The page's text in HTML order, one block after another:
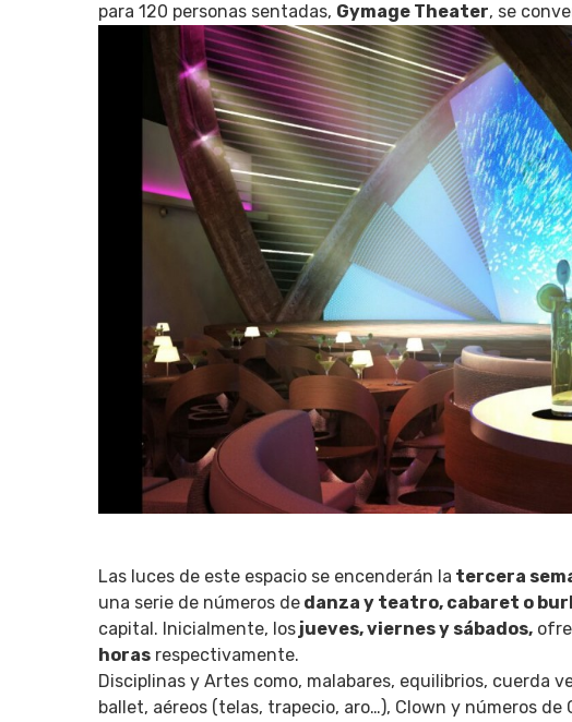
Hit enter to search or ESC to close
para 120 personas sentadas, Gymage Theater, se
Las luces de este espacio se encenderán la tercera
una serie de números de danza y teatro, cabaret o
capital. Inicialmente, los jueves, viernes y sábados,
horas respectivamente.
Disciplinas y Artes como, malabares, equilibrios, cuerda
ballet, aéreos (telas, trapecio, aro…), Clown y números